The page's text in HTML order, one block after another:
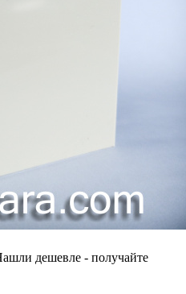
дешевле - получайте